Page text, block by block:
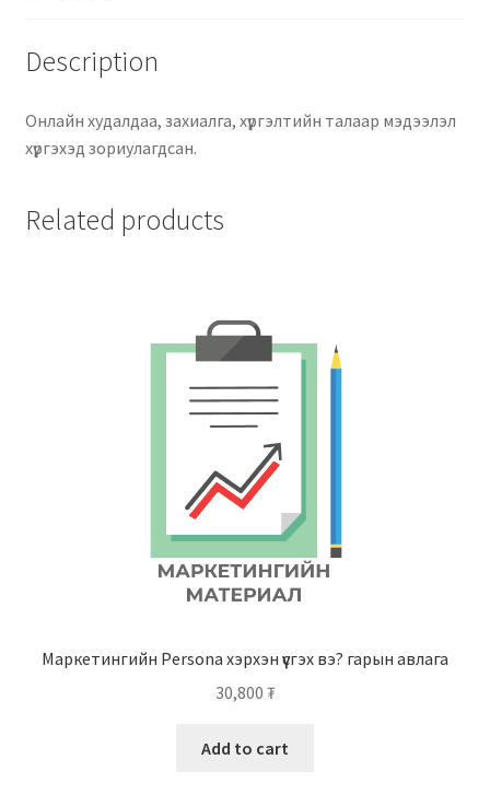
Description
Онлайн худалдаа, захиалга, хүргэлтийн талаар мэдээлэл
хүргэхэд зориулагдсан.
Related products
Маркетингийн Persona хэрхэн үүсгэх вэ? гарын авлага
30,800 ₮
Add to cart